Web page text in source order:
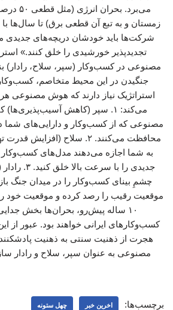
می‌برد.
زمستان و به تبع آن قطعی برق) تا سال‌ها
شرکت‌ها باید خودشان دریچه‌های جدیدی
تجدیدپذیر خورشیدی را خلق کنند.»
مصنوعی در کسب‌وکار (سپر، سلاح، رادار)
جنگیدن در این محیط متخاصم،
استراتژیک نیاز دارند که هوش مصنوعی
می‌کند: ۱. سپر (کاهش
مصنوعی که از کسب‌وکار و دارایی‌های شما
محافظت می‌کنند. ۲. سلاح
به شما اجازه می‌دهند مدل‌های کسب‌وکار
جدیدی را با
چشمِ بینای کسب‌وکار را در میدان جنگ
۱۰ ساله پیش‌رو، بحران‌ها بخش
کسب‌وکارهای ایرانی خواهند بود. عبور از
هجرت از ذهنیت سنتی به ذهنیت
مصنوعی به عنوان سپر، سلاح و رادار
برچسب‌ها: اخرین خبر چهل ستونه